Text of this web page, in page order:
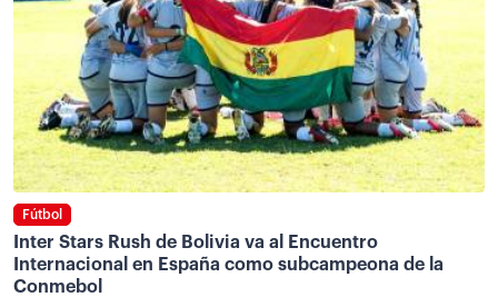
Fútbol
Inter Stars Rush de Bolivia va al Encuentro
Internacional en España como subcampeona de la
Conmebol